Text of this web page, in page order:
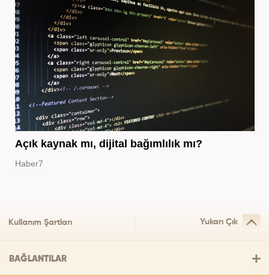
Açık kaynak mı, dijital bağımlılık mı?
Haber7
Kullanım Şartları Yukarı Çık
BAĞLANTILAR